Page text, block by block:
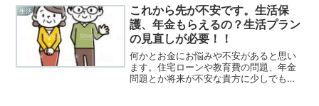
性の仕事選びで一番大切なことやりがい
のある仕事か見極める女性...
生活
これから先が不安です。生活保
護、年金もらえるの？生活プラン
の見直しが必要！！
何かとお金にお悩みや不安があると思い
ます。住宅ローンや教育費の問題、年金
問題とか将来が不安な貴方に少しでもお